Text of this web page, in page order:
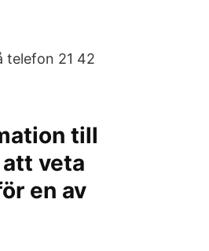
telefon 21 42
till
veta
en av